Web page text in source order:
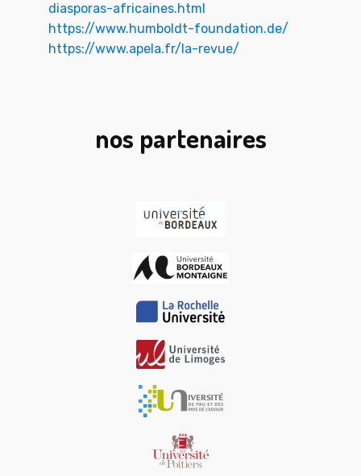
diasporas-africaines.html
https://www.humboldt-foundation.de/
https://www.apela.fr/la-revue/
nos partenaires